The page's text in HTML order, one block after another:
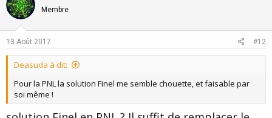
Membre
13 Août 2017 #12
Deasuda à dit:
Pour la PNL la solution Finel me semble chouette, et faisable par
soi même !